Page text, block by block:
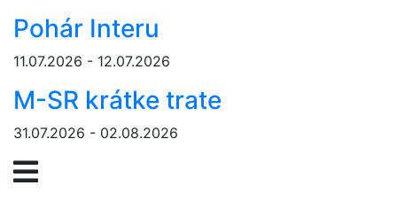
Pohár Interu
11.07.2026 - 12.07.2026
M-SR krátke trate
31.07.2026 - 02.08.2026